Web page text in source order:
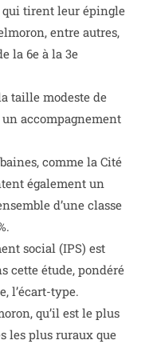
qui tirent leur épingle
entre autres,
la 6e à la 3e
taille modeste de
accompagnement
comme la Cité
également un
d’une classe
social (IPS) est
cette étude, pondéré
l’écart-type.
qu’il est le plus
les plus ruraux que